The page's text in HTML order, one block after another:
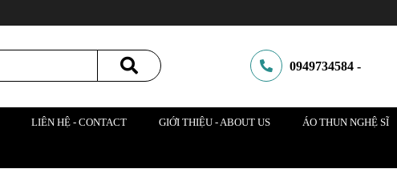
0949734584 -
LIÊN HỆ - CONTACT GIỚI THIỆU - ABOUT US ÁO THUN NGHỆ SĨ